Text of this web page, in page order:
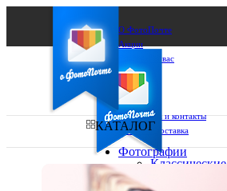
О ФотоПочте
Акции
Сделаем за вас
Бизнесу
FAQ
Франшиза
Поддержка и контакты
Оплата и доставка
Ваш город:
КАТАЛОГ
Фотографии
Классические